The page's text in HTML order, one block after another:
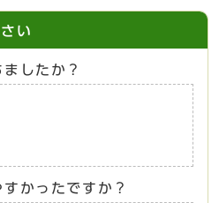
い
したか？
かったですか？